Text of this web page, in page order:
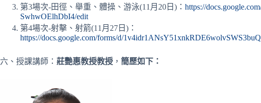
第3場次-田徑、舉重、體操、游泳(11月20日)： https://
SwhwOElhDbI4/edit
第4場次-射擊、射箭(11月27日)：
https://docs.google.com/forms/d/
六、授課講師： 莊艷惠教授教授 ， 簡歷如下：